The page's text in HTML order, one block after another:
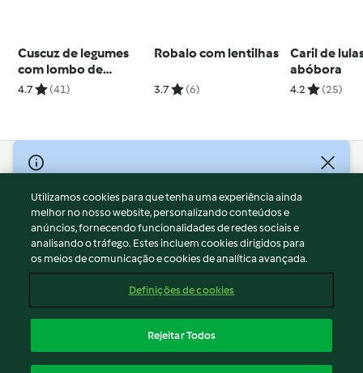
Cuscuz de legumes
com lombo de
salmão e molho de
4.7 (41)
Robalo com lentilhas
3.7 (6)
Caril de
abóbora
4.2 (25)
© Copyright 2026
Termos de Utilização
Aviso sobre Proteção de Dados
Aviso
Apoio legal
Conteúdo do relatório
Declaração de acessibilidade
Utilizamos cookies para que tenha uma experiência ainda
melhor no nosso website, personalizando conteúdos e
anúncios, fornecendo funcionalidades de redes sociais e
analisando o tráfego. Estes incluem cookies dirigidos para
os meios de comunicação e cookies de analítica avançada.
Definições de cookies
Rejeitar Todos